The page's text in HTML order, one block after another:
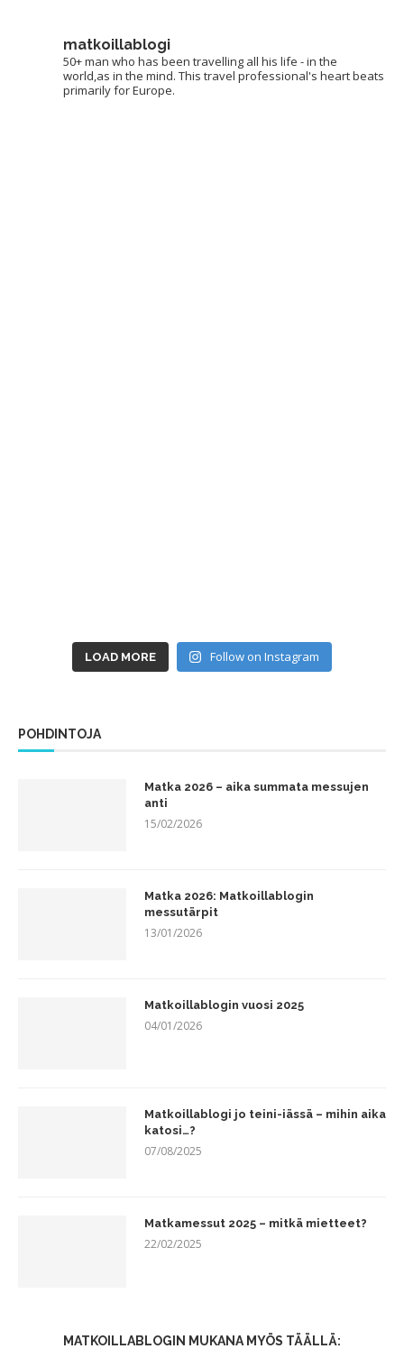
matkoillablogi
50+ man who has been travelling all his life - in the
world,as in the mind. This travel professional's heart beats
primarily for Europe.
LOAD MORE Follow on Instagram
POHDINTOJA
Matka 2026 – aika summata messujen
anti
15/02/2026
Matka 2026: Matkoillablogin
messutärpit
13/01/2026
Matkoillablogin vuosi 2025
04/01/2026
Matkoillablogi jo teini-iässä – mihin aika
katosi…?
07/08/2025
Matkamessut 2025 – mitkä mietteet?
22/02/2025
MATKOILLABLOGIN MUKANA MYÖS TÄÄLLÄ: